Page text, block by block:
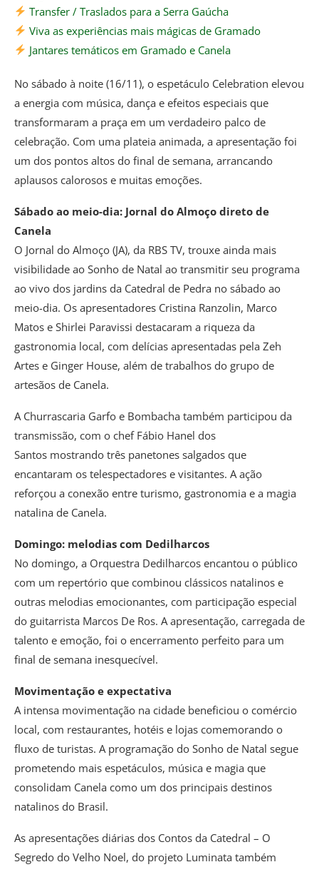
Transfer / Traslados para a Serra Gaúcha
Viva as experiências mais mágicas de Gramado
Jantares temáticos em Gramado e Canela
No sábado à noite (16/11), o espetáculo Celebration elevou
a energia com música, dança e efeitos especiais que
transformaram a praça em um verdadeiro palco de
celebração. Com uma plateia animada, a apresentação foi
um dos pontos altos do final de semana, arrancando
aplausos calorosos e muitas emoções.
Sábado ao meio-dia: Jornal do Almoço direto de
Canela
O Jornal do Almoço (JA), da RBS TV, trouxe ainda mais
visibilidade ao Sonho de Natal ao transmitir seu programa
ao vivo dos jardins da Catedral de Pedra no sábado ao
meio-dia. Os apresentadores Cristina Ranzolin, Marco
Matos e Shirlei Paravissi destacaram a riqueza da
gastronomia local, com delícias apresentadas pela Zeh
Artes e Ginger House, além de trabalhos do grupo de
artesãos de Canela.
A Churrascaria Garfo e Bombacha também participou da
transmissão, com o chef Fábio Hanel dos
Santos mostrando três panetones salgados que
encantaram os telespectadores e visitantes. A ação
reforçou a conexão entre turismo, gastronomia e a magia
natalina de Canela.
Domingo: melodias com Dedilharcos
No domingo, a Orquestra Dedilharcos encantou o público
com um repertório que combinou clássicos natalinos e
outras melodias emocionantes, com participação especial
do guitarrista Marcos De Ros. A apresentação, carregada de
talento e emoção, foi o encerramento perfeito para um
final de semana inesquecível.
Movimentação e expectativa
A intensa movimentação na cidade beneficiou o comércio
local, com restaurantes, hotéis e lojas comemorando o
fluxo de turistas. A programação do Sonho de Natal segue
prometendo mais espetáculos, música e magia que
consolidam Canela como um dos principais destinos
natalinos do Brasil.
As apresentações diárias dos Contos da Catedral – O
Segredo do Velho Noel, do projeto Luminata também